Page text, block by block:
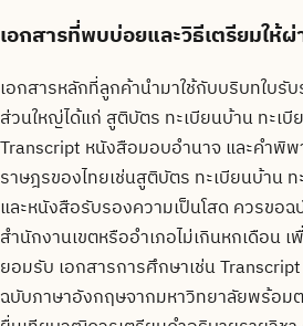
เอกสารที่พบบ่อยและวิธีเตรียมให้
เอกสารหลักที่ลูกค้านำมาใช้กับบริบทใบรั
ส่วนใหญ่ได้แก่ สูติบัตร ทะเบียนบ้าน ทะเ
Transcript หนังสือมอบอำนาจ และคำพิพ
ราษฎรของไทยเช่นสูติบัตร ทะเบียนบ้าน
และหนังสือรับรองความเป็นโสด ควรขอฉ
สำนักงานเขตหรืออำเภอไม่เกินหกเดือน
ยอมรับ เอกสารการศึกษาเช่น
ฉบับภาษาอังกฤษจากมหาวิทยาลัยพร้อม